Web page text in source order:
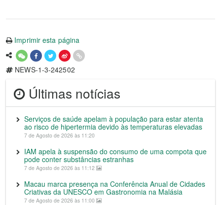
Imprimir esta página
NEWS-1-3-242502
Últimas notícias
Serviços de saúde apelam à população para estar atenta
ao risco de hipertermia devido às temperaturas elevadas
7 de Agosto de 2026 às 11:20
IAM apela à suspensão do consumo de uma compota que
pode conter substâncias estranhas
7 de Agosto de 2026 às 11:12
Macau marca presença na Conferência Anual de Cidades
Criativas da UNESCO em Gastronomia na Malásia
7 de Agosto de 2026 às 11:00